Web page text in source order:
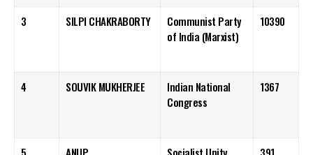
3 SILPI CHAKRABORTY
Communist Party
of India (Marxist)
10390
4 SOUVIK MUKHERJEE
Indian National
Congress
1367
5
ANUP
Socialist Unity
391